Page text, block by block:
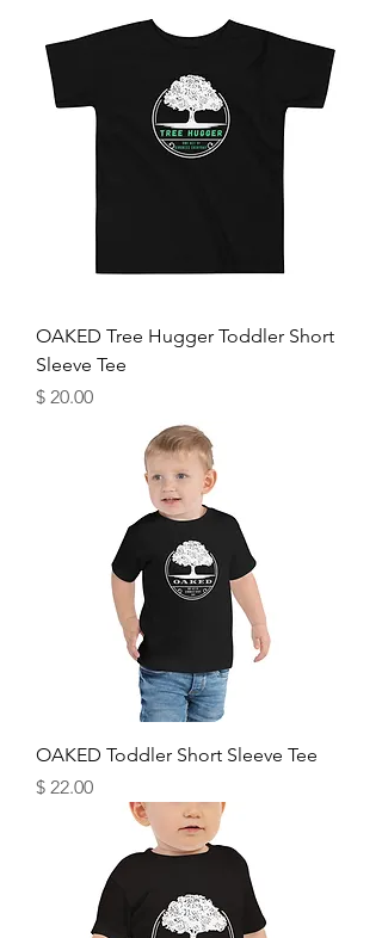
OAKED Tree Hugger Toddler Short
Sleeve Tee
מחיר
OAKED Toddler Short Sleeve Tee
מחיר